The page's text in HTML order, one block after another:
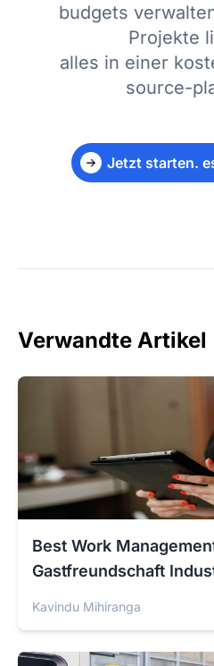
budgets
Projekte
alles in einer
source-
Jetzt starten.
Verwandte Artikel
Best Work
Gastfreundschaft
Kavindu Mihiranga